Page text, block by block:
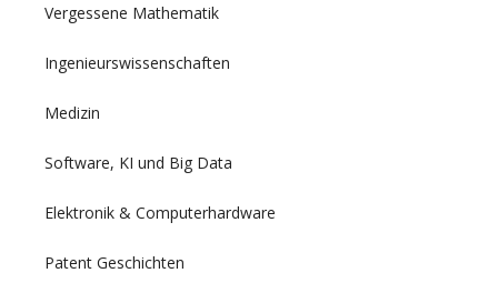
Vergessene Mathematik
Ingenieurswissenschaften
Medizin
Software, KI und Big Data
Elektronik & Computerhardware
Patent Geschichten